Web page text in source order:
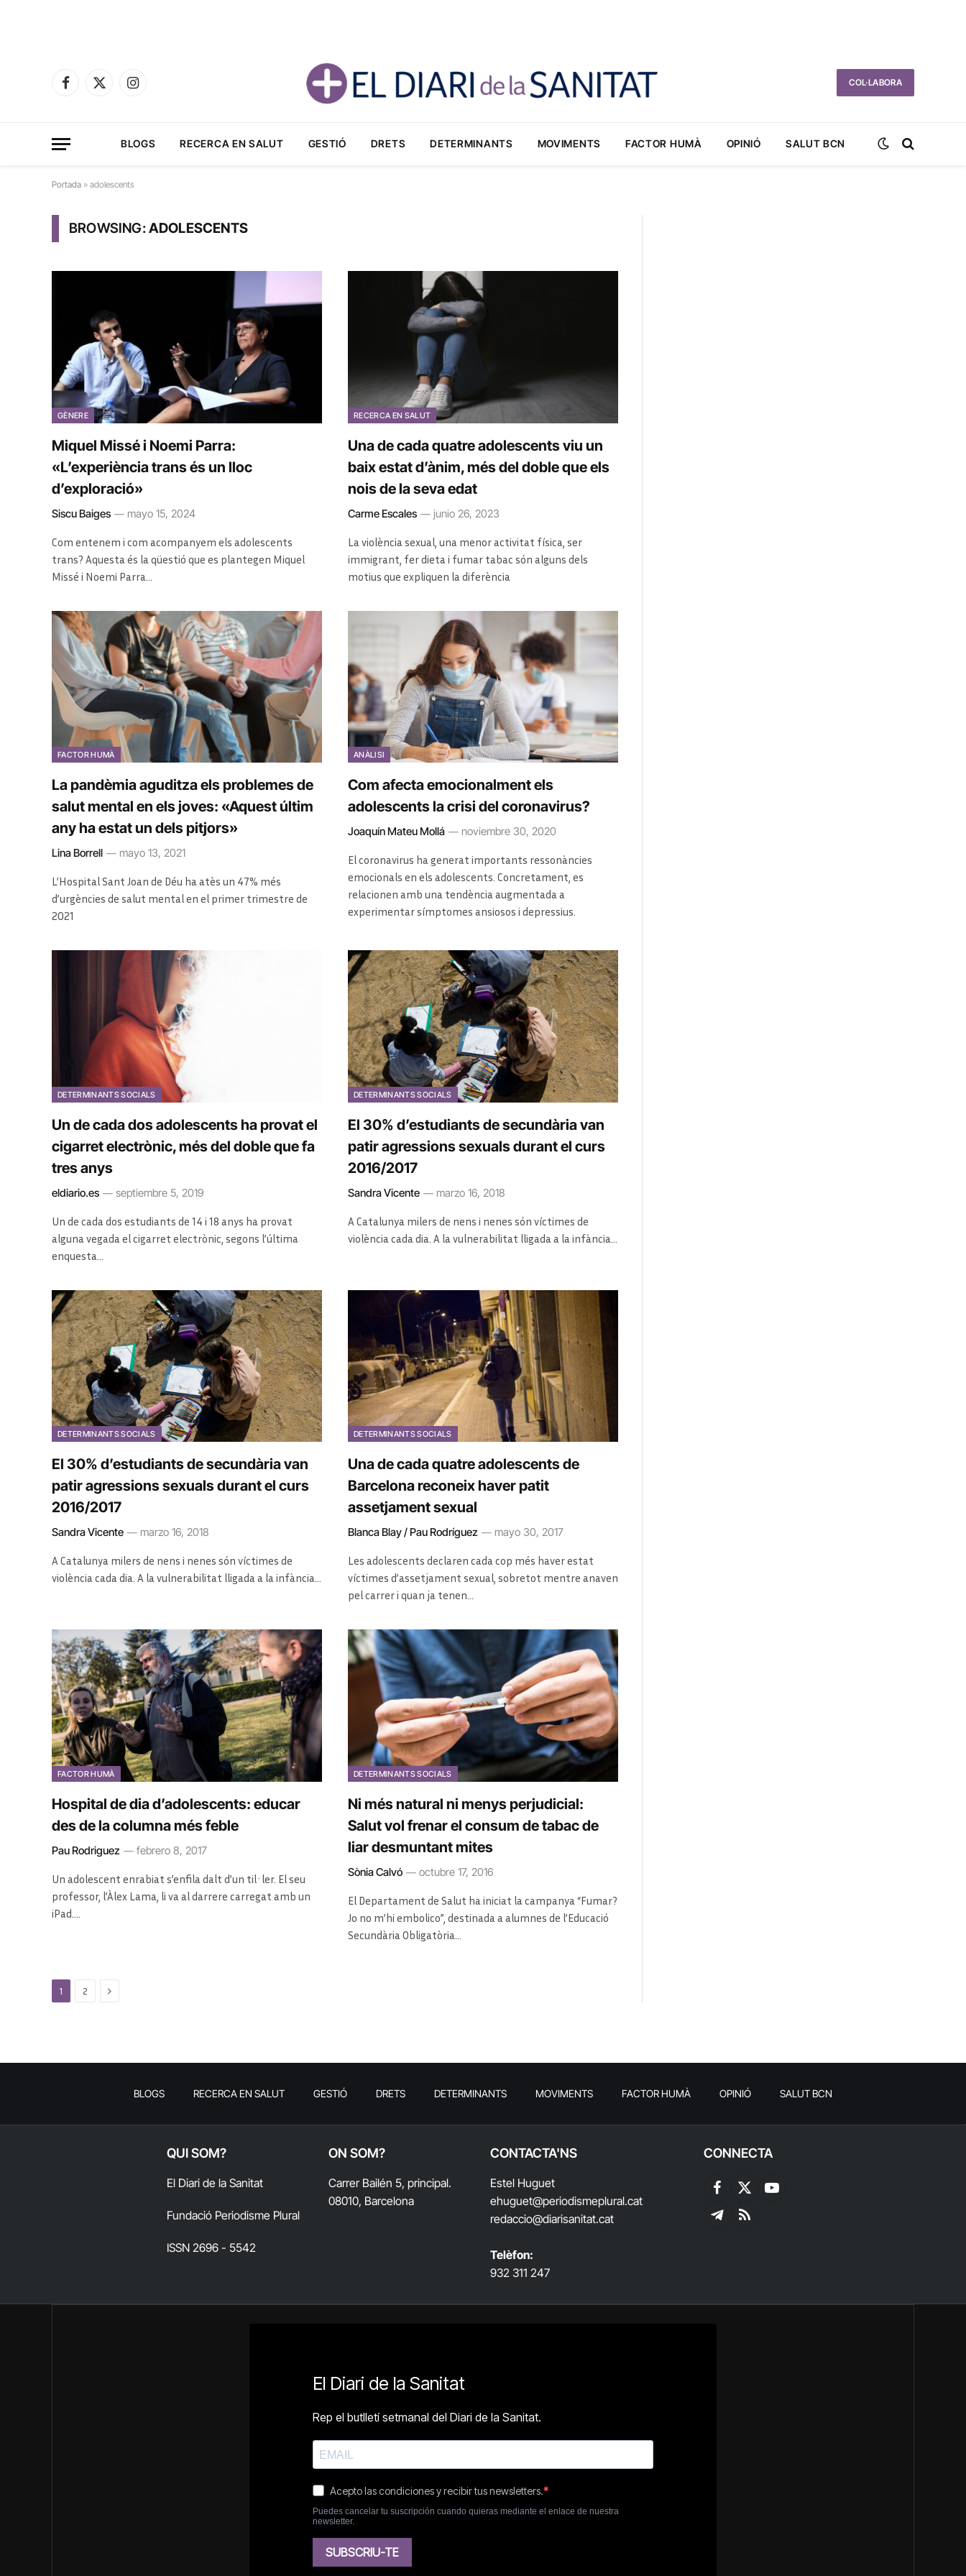
Facebook
X
Instagram
COL·LABORA
BLOGS RECERCA EN SALUT GESTIÓ DRETS DETERMINANTS MOVIMENTS FACTOR HUMÀ OPINIÓ SALUT BCN
Portada » adolescents
BROWSING:ADOLESCENTS
GÈNERE
Miquel Missé i Noemi Parra:
«L’experiència trans és un lloc
d’exploració»
Siscu Baiges mayo 15, 2024
Com entenem i com acompanyem els adolescents
trans? Aquesta és la qüestió que es plantegen Miquel
Missé i Noemi Parra…
RECERCA EN SALUT
Una de cada quatre adolescents viu un
baix estat d’ànim, més del doble que els
nois de la seva edat
Carme Escales junio 26, 2023
La violència sexual, una menor activitat física, ser
immigrant, fer dieta i fumar tabac són alguns dels
motius que expliquen la diferència
FACTOR HUMÀ
La pandèmia aguditza els problemes de
salut mental en els joves: «Aquest últim
any ha estat un dels pitjors»
Lina Borrell mayo 13, 2021
L’Hospital Sant Joan de Déu ha atès un 47% més
d’urgències de salut mental en el primer trimestre de
2021
ANÀLISI
Com afecta emocionalment els
adolescents la crisi del coronavirus?
Joaquín Mateu Mollá noviembre 30, 2020
El coronavirus ha generat importants ressonàncies
emocionals en els adolescents. Concretament, es
relacionen amb una tendència augmentada a
experimentar símptomes ansiosos i depressius.
DETERMINANTS SOCIALS
Un de cada dos adolescents ha provat el
cigarret electrònic, més del doble que fa
tres anys
eldiario.es septiembre 5, 2019
Un de cada dos estudiants de 14 i 18 anys ha provat
alguna vegada el cigarret electrònic, segons l’última
enquesta…
DETERMINANTS SOCIALS
El 30% d’estudiants de secundària van
patir agressions sexuals durant el curs
2016/2017
Sandra Vicente marzo 16, 2018
A Catalunya milers de nens i nenes són víctimes de
violència cada dia. A la vulnerabilitat lligada a la infància…
DETERMINANTS SOCIALS
El 30% d’estudiants de secundària van
patir agressions sexuals durant el curs
2016/2017
Sandra Vicente marzo 16, 2018
A Catalunya milers de nens i nenes són víctimes de
violència cada dia. A la vulnerabilitat lligada a la infància…
DETERMINANTS SOCIALS
Una de cada quatre adolescents de
Barcelona reconeix haver patit
assetjament sexual
Blanca Blay / Pau Rodríguez mayo 30, 2017
Les adolescents declaren cada cop més haver estat
víctimes d’assetjament sexual, sobretot mentre anaven
pel carrer i quan ja tenen…
FACTOR HUMÀ
Hospital de dia d’adolescents: educar
des de la columna més feble
Pau Rodriguez febrero 8, 2017
Un adolescent enrabiat s’enfila dalt d’un til·ler. El seu
professor, l’Àlex Lama, li va al darrere carregat amb un
iPad.…
DETERMINANTS SOCIALS
Ni més natural ni menys perjudicial:
Salut vol frenar el consum de tabac de
liar desmuntant mites
Sònia Calvó octubre 17, 2016
El Departament de Salut ha iniciat la campanya “Fumar?
Jo no m’hi embolico”, destinada a alumnes de l’Educació
Secundària Obligatòria…
1 2 Next
BLOGS RECERCA EN SALUT GESTIÓ DRETS DETERMINANTS MOVIMENTS FACTOR HUMÀ OPINIÓ SALUT BCN
QUI SOM?
El Diari de la Sanitat
Fundació Periodisme Plural
ISSN 2696 - 5542
ON SOM?
Carrer Bailén 5, principal.
08010, Barcelona
CONTACTA'NS
Estel Huguet
ehuguet@periodismeplural.cat
redaccio@diarisanitat.cat
Telèfon:
932 311 247
CONNECTA
Facebook
X
(Twitter)
YouTube
TelegramRSS